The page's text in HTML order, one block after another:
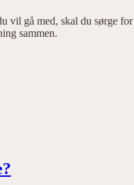
vil gå med, skal du sørge
sammen.